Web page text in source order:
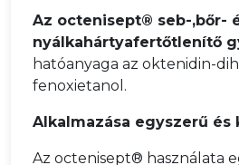
Az octenisept® seb-,bőr-
nyálkahártyafertőtlenítő
hatóanyaga az oktenidin-
fenoxietanol.
Alkalmazása egyszerű és
Az octenisept® használata